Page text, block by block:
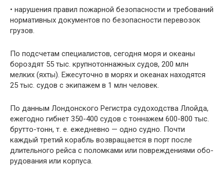
• нарушения правил пожарной безопасности и требований
нормативных документов по безопасности перевозок
грузов.
По подсчетам специалистов, сегодня моря и океаны
бороздят 55 тыс. крупнотоннаж­ных судов, 200 млн
мелких (яхты). Ежесуточно в морях и океанах находятся
25 тыс. судов с экипажем в 1 млн человек.
По данным Лондонского Регистра судоходства Ллойда,
ежегодно гибнет 350-400 судов с тоннажем 600-800 тыс.
брутто-тонн, т. е. ежедневно — одно судно. Почти
каждый третий корабль возвращается в порт после
длительного рейса с поломками или повреждениями обо­
рудования или корпуса.